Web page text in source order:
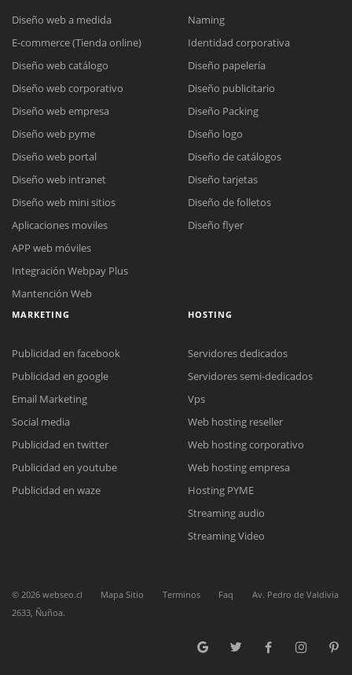
Reunión online
Nuestros ejecutivos le enviarán un correo electrónico con el enlace a
Cotización
Complete el formulario y nos contactaremos a la brevedad.
Chat Online
Todos nuestros ejecutivos están fuera de línea. Complete el formulario
para enviarnos un correo electrónico con sus datos personales.
Diseño web a medida
E-commerce (Tienda online)
Diseño web catálogo
Diseño web corporativo
Diseño web empresa
Diseño web pyme
Diseño web portal
Diseño web intranet
Diseño web mini sitios
Aplicaciones moviles
APP web móviles
Integración Webpay Plus
Mantención Web
Naming
Identidad corporativa
Diseño papelería
Diseño publicitario
Diseño Packing
Diseño logo
Diseño de catálogos
Diseño tarjetas
Diseño de folletos
Diseño flyer
MARKETING
Publicidad en facebook
Publicidad en google
Email Marketing
Social media
Publicidad en twitter
Publicidad en youtube
Publicidad en waze
HOSTING
Servidores dedicados
Servidores semi-dedicados
Vps
Web hosting reseller
Web hosting corporativo
Web hosting empresa
Hosting PYME
Streaming audio
Streaming Video
© 2026 webseo.cl Mapa Sitio Terminos Faq
Av. Pedro de Valdivia
2633, Ñuñoa.